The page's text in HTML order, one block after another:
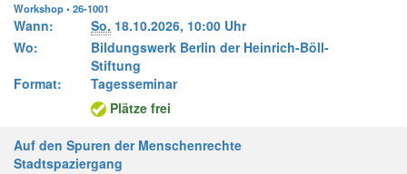
Workshop • 26-1001
Wann: So. 18.10.2026, 10:00 Uhr
Wo:
Bildungswerk Berlin der Heinrich-Böll-
Stiftung
Format:
Tagesseminar
Plätze frei
Auf den Spuren der Menschenrechte
Stadtspaziergang